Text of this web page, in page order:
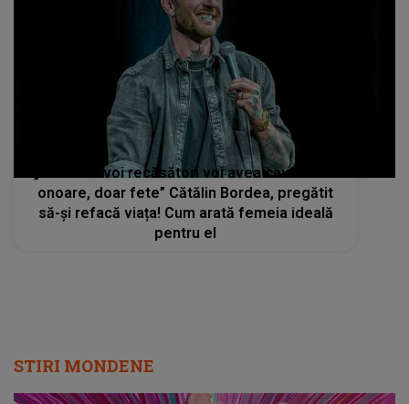
„Când mă voi recăsători voi avea cavaler de
onoare, doar fete” Cătălin Bordea, pregătit
să-și refacă viața! Cum arată femeia ideală
pentru el
STIRI MONDENE